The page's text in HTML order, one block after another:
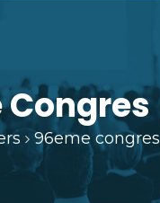
Congres
96eme congres